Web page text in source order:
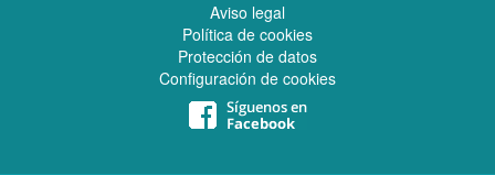
Aviso legal
Política de cookies
Protección de datos
Configuración de cookies